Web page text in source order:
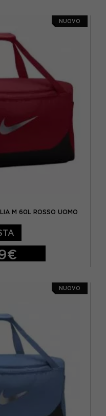
NUOVO
M 60L ROSSO UOMO
NUOVO